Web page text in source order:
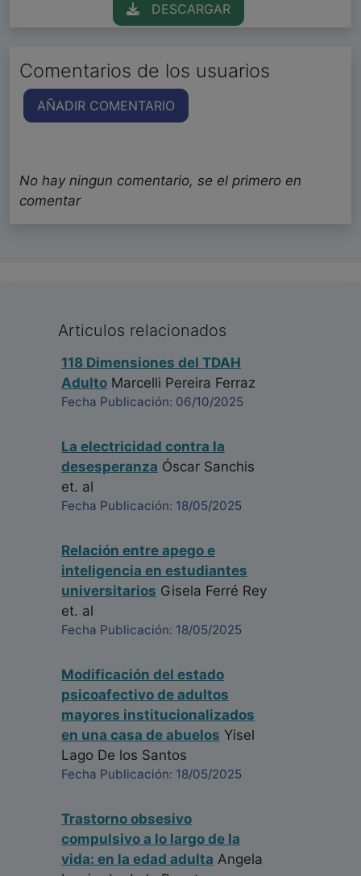
DESCARGAR
Comentarios de los usuarios
AÑADIR COMENTARIO
No hay ningun comentario, se el primero en
comentar
Articulos relacionados
118 Dimensiones del TDAH
Adulto Marcelli Pereira Ferraz
Fecha Publicación: 06/10/2025
La electricidad contra la
desesperanza Óscar Sanchis
et. al
Fecha Publicación: 18/05/2025
Relación entre apego e
inteligencia en estudiantes
universitarios Gisela Ferré Rey
et. al
Fecha Publicación: 18/05/2025
Modificación del estado
psicoafectivo de adultos
mayores institucionalizados
en una casa de abuelos Yisel
Lago De los Santos
Fecha Publicación: 18/05/2025
Trastorno obsesivo
compulsivo a lo largo de la
vida: en la edad adulta Angela